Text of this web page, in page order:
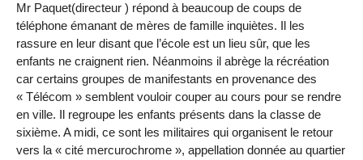
Mr Paquet(directeur ) répond à beaucoup de coups de
téléphone émanant de mères de famille inquiètes. Il les
rassure en leur disant que l’école est un lieu sûr, que les
enfants ne craignent rien. Néanmoins il abrège la récréation
car certains groupes de manifestants en provenance des
« Télécom » semblent vouloir couper au cours pour se rendre
en ville. Il regroupe les enfants présents dans la classe de
sixième. A midi, ce sont les militaires qui organisent le retour
vers la « cité mercurochrome », appellation donnée au quartier